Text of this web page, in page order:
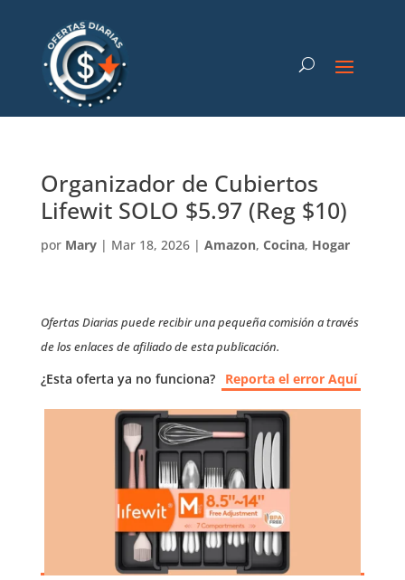
Organizador de Cubiertos
Lifewit SOLO $5.97 (Reg $10)
por Mary| Mar 18, 2026| Amazon, Cocina, Hogar
Ofertas Diarias puede recibir una pequeña comisión a través
de los enlaces de afiliado de esta publicación.
¿Esta oferta ya no funciona? Reporta el error Aquí